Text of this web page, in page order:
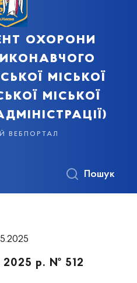
охорони
міської
міської
вебпортал
Пошук
2025 р. № 512